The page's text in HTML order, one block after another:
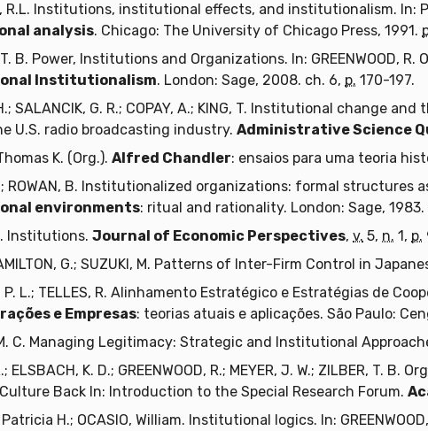
R.L. Institutions, institutional effects, and institutionalism. In:
analysis. Chicago: The University of Chicago Press, 1991.
T. B. Power, Institutions and Organizations. In: GREENWOOD, R.
Institutionalism. London: Sage, 2008. ch. 6, p. 170-197.
SALANCIK, G. R.; COPAY, A.; KING, T. Institutional
U.S. radio broadcasting industry. Administrative Science
K. (Org.). Alfred Chandler: ensaios para uma teoria
ROWAN, B. Institutionalized organizations: formal structures
environments: ritual and rationality. London: Sage, 1983.
Institutions. Journal of Economic Perspectives, v. 5, n. 1, p.
G.; SUZUKI, M. Patterns of Inter-Firm Control in
P. L.; TELLES, R. Alinhamento Estratégico e Estratégias de
e Empresas: teorias atuais e aplicações. São Paulo:
C. Managing Legitimacy: Strategic and Institutional
ELSBACH, K. D.; GREENWOOD, R.; MEYER, J. W.; ZILBER,
Back In: Introduction to the Special Research Forum.
Patricia H.; OCASIO, William. Institutional logics. In: